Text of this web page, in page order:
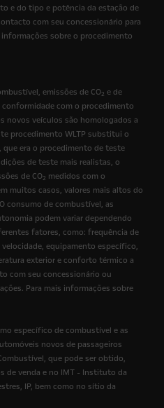
e do tipo e potência da estação de
com seu concessionário para
sobre o procedimento
emissões de CO2 e de
com o procedimento
novos veículos são homologados a
procedimento WLTP substitui o
que era o procedimento de teste
de teste mais realistas, o
de CO2 medidos com o
muitos casos, valores mais altos do
consumo de combustível, as
podem variar dependendo
fatores, como: frequência de
equipamento específico,
exterior e conforto térmico a
com seu concessionário ou
Para mais informações sobre
específico de combustível e as
novos de passageiros
que pode ser obtido,
de venda e no IMT - Instituto da
IP, bem como no sítio da